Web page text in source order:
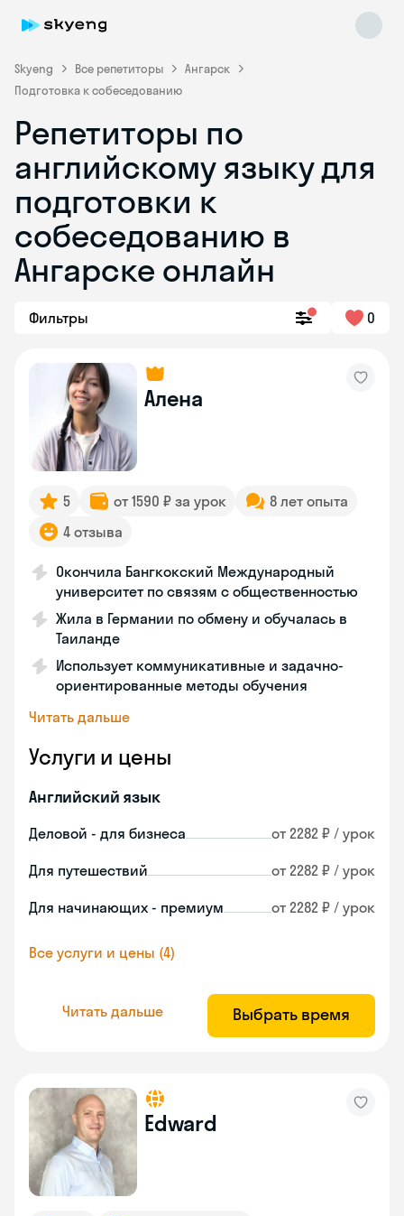
Skyeng Все репетиторы
Ангарск
Подготовка к собеседованию
Репетиторы по
английскому языку для
подготовки к
собеседованию в
Ангарске онлайн
Фильтры 0
Алена
5 от 1590 ₽ за урок
8 лет опыта
4 отзыва
Окончила Бангкокский Международный
университет по связям с общественностью
Жила в Германии по обмену и обучалась в
Таиланде
Использует коммуникативные и задачно-
ориентированные методы обучения
Читать дальше
Услуги и цены
Английский язык
Деловой - для бизнеса от 2282 ₽ / урок
Для путешествий от 2282 ₽ / урок
Для начинающих - премиум от 2282 ₽ / урок
Все услуги и цены (4)
Читать дальше Выбрать время
Edward
Skyeng Chat